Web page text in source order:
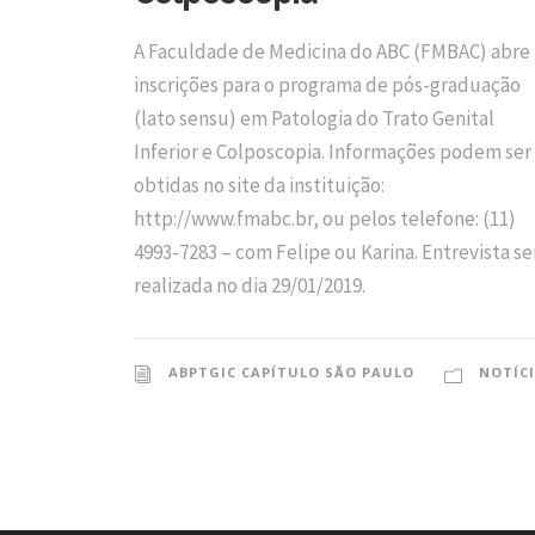
A Faculdade de Medicina do ABC (FMBAC) abre
inscrições para o programa de pós-graduação
(lato sensu) em Patologia do Trato Genital
Inferior e Colposcopia. Informações podem ser
obtidas no site da instituição:
http://www.fmabc.br, ou pelos telefone: (11)
4993-7283 – com Felipe ou Karina. Entrevista
realizada no dia 29/01/2019.
ABPTGIC CAPÍTULO SÃO PAULO